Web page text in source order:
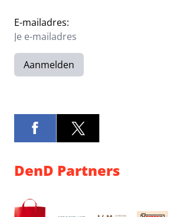
E-mailadres:
Aanmelden
DenD Partners